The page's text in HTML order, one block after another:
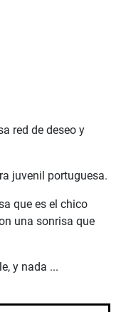
red de deseo y
juvenil portuguesa.
que es el chico
una sonrisa que
y nada ...